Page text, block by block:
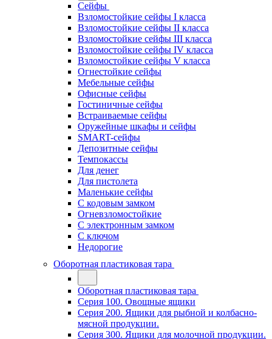
Сейфы
Взломостойкие сейфы I класса
Взломостойкие сейфы II класса
Взломостойкие сейфы III класса
Взломостойкие сейфы IV класса
Взломостойкие сейфы V класса
Огнестойкие сейфы
Мебельные сейфы
Офисные сейфы
Гостиничные сейфы
Встраиваемые сейфы
Оружейные шкафы и сейфы
SMART-сейфы
Депозитные сейфы
Темпокассы
Для денег
Для пистолета
Маленькие сейфы
С кодовым замком
Огневзломостойкие
С электронным замком
С ключом
Недорогие
Оборотная пластиковая тара
Оборотная пластиковая тара
Серия 100. Овощные ящики
Серия 200. Ящики для рыбной и колбасно-
мясной продукции.
Серия 300. Ящики для молочной продукции.